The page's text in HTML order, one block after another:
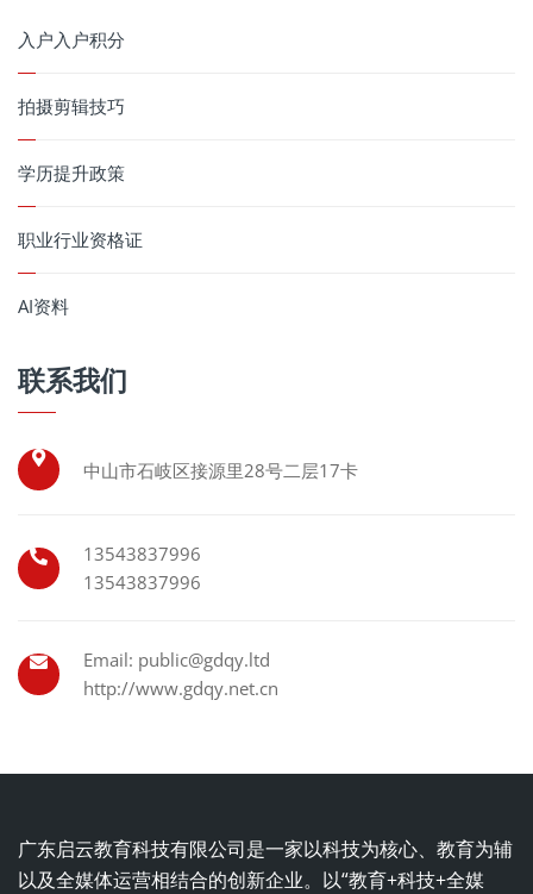
入户入户积分
拍摄剪辑技巧
学历提升政策
职业行业资格证
AI资料
联系我们
中山市石岐区接源里28号二层17卡
13543837996
13543837996
Email: public@gdqy.ltd
http://www.gdqy.net.cn
广东启云教育科技有限公司是一家以科技为核心、教育为辅
以及全媒体运营相结合的创新企业。以“教育+科技+全媒